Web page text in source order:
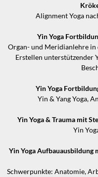
Alignment Yoga
Yin Yoga
Organ- und Meridianlehre
Erstellen unterstützender
Yin Yoga
Yin & Yang Yoga,
Yin Yoga & Trauma mit
Yin
Yin Yoga
Schwerpunkte: Anatomie,